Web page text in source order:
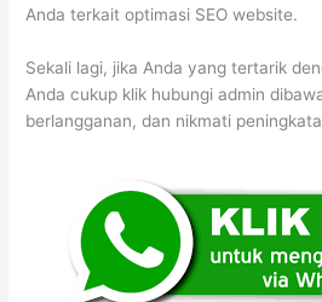
Anda terkait optimasi SEO website.
Sekali lagi, jika Anda yang tertarik
Anda cukup klik hubungi admin
berlangganan, dan nikmati